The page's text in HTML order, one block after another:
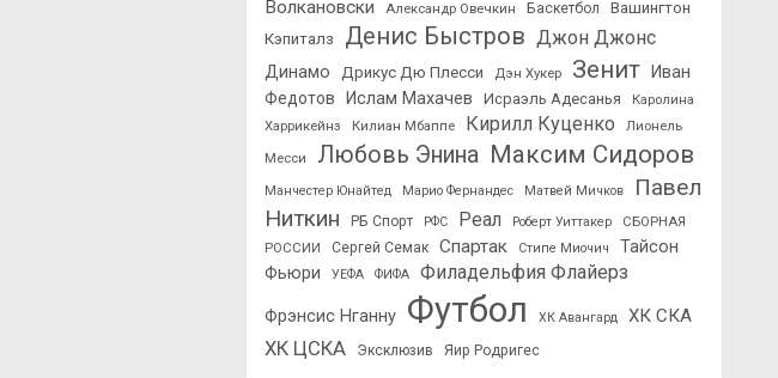
Волкановски
Александр Овечкин Баскетбол
Вашингтон
Кэпиталз
Денис Быстров Джон Джонс
Динамо Дрикус Дю Плесси Дэн Хукер Зенит
Иван
Федотов
Ислам Махачев Исраэль Адесанья
Каролина
Харрикейнз
Килиан Мбаппе Кирилл Куценко
Лионель
Месси
Любовь Энина Максим Сидоров
Манчестер Юнайтед Марио Фернандес Матвей Мичков
Павел
Ниткин
РБ Спорт РФС Реал Роберт Уиттакер
СБОРНАЯ
РОССИИ
Сергей Семак Спартак Стипе Миочич
Тайсон
Фьюри
УЕФА ФИФА Филадельфия Флайерз
Фрэнсис Нганну Футбол ХК Авангард ХК СКА
ХК ЦСКА Эксклюзив Яир Родригес